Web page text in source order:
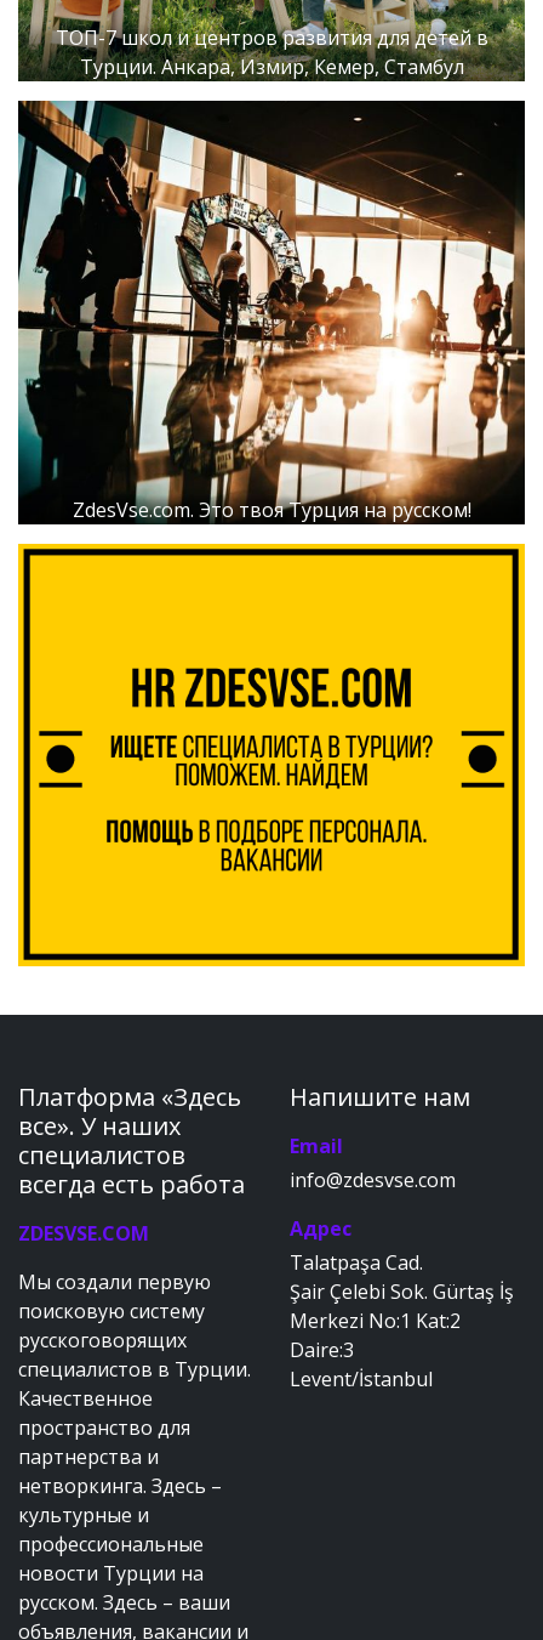
ТОП-7 школ и центров развития для детей в
Турции. Анкара, Измир, Кемер, Стамбул
ZdesVse.com. Это твоя Турция на русском!
Платформа «Здесь
все». У наших
специалистов
всегда есть работа
ZDESVSE.COM
Мы создали первую
поисковую систему
русскоговорящих
специалистов в Турции.
Качественное
пространство для
партнерства и
нетворкинга. Здесь –
культурные и
профессиональные
новости Турции на
русском. Здесь – ваши
объявления, вакансии и
Напишите нам
Email
info@zdesvse.com
Адрес
Talatpaşa Cad.
Şair Çelebi Sok. Gürtaş İş
Merkezi No:1 Kat:2
Daire:3
Levent/İstanbul